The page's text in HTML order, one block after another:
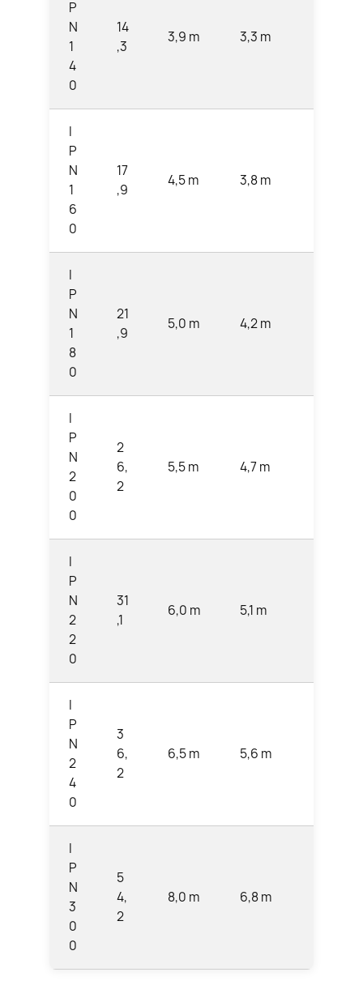
P
N
1
4
0
14
,3
3,9 m 3,3 m
I
P
N
1
6
0
17
,9
4,5 m 3,8 m
I
P
N
1
8
0
21
,9
5,0 m 4,2 m
I
P
N
2
0
0
2
6,
2
5,5 m 4,7 m
I
P
N
2
2
0
31
,1
6,0 m 5,1 m
I
P
N
2
4
0
3
6,
2
6,5 m 5,6 m
I
P
N
3
0
0
5
4,
2
8,0 m 6,8 m